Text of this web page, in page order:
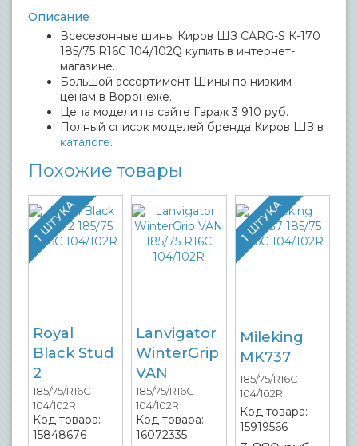
Описание
Всесезонные шины Киров ШЗ CARG-S К-170
185/75 R16C 104/102Q купить в интернет-
магазине.
Большой ассортимент Шины по низким
ценам в Воронеже.
Цена модели на сайте Гараж 3 910 руб.
Полный список моделей бренда Киров ШЗ в
каталоге.
Похожие товары
1 ШТУКА
Royal
Black Stud
2
185/75/R16C
104/102R
Код товара:
15848676
Lanvigator
WinterGrip
VAN
185/75/R16C
104/102R
Код товара:
16072335
1 ШТУКА
Mileking
MK737
185/75/R16C
104/102R
Код товара:
15919566